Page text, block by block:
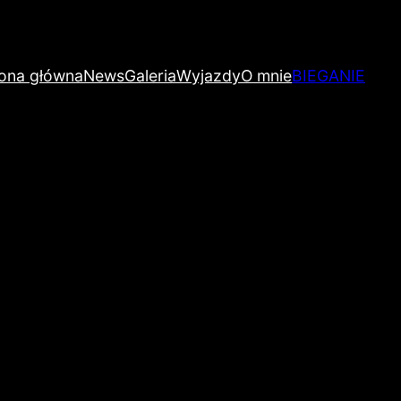
głównaNewsGaleriaWyjazdyO mnieBIEGANIE